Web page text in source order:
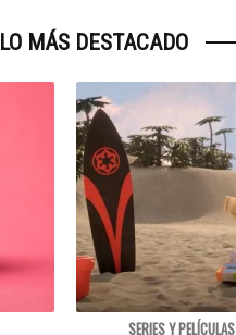
LO MÁS DESTACADO
SERIES Y PELÍCULAS